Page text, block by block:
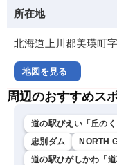
所在地
北海道上川郡美瑛町
地図を見る
周辺のおすすめス
道の駅びえい「丘のく
忠別ダム
NORTH
道の駅ひがしかわ「道